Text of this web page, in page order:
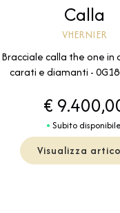
Calla
VHERNIER
Bracciale calla the one in
carati e diamanti -
€
Subito disponibile
Visualizza